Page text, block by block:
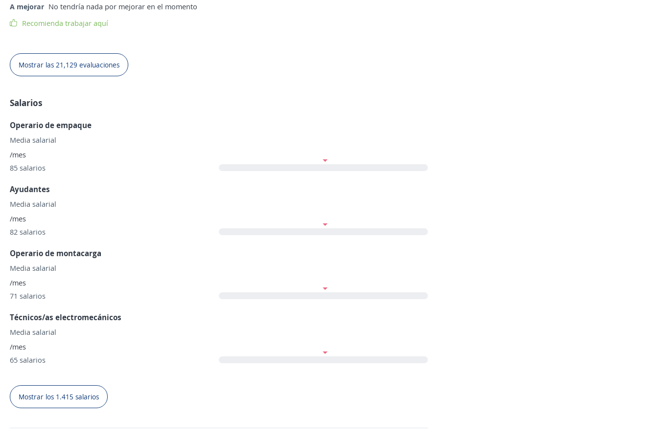
A mejorar No tendría nada por mejorar en el momento
Recomienda trabajar aquí
Mostrar las 21,129 evaluaciones
Salarios
Operario de empaque
Media salarial
/mes
85 salarios
Ayudantes
Media salarial
/mes
82 salarios
Operario de montacarga
Media salarial
/mes
71 salarios
Técnicos/as electromecánicos
Media salarial
/mes
65 salarios
Mostrar los 1.415 salarios